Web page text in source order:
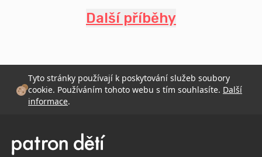
Další příběhy
Tyto stránky používají k poskytování služeb soubory
cookie. Používáním tohoto webu s tím souhlasíte. Další
informace.